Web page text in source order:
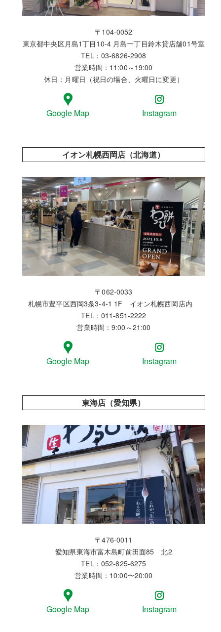
〒104-0052
東京都中央区月島1丁目10-4 月島一丁目鈴木貸店舗01号室
TEL：03-6826-2908
営業時間：11:00～19:00
休日：月曜日（祝日の場合、火曜日に変更）
Google Map Instagram
イオン札幌西岡店（北海道）
〒062-0033
札幌市豊平区西岡3条3-4-1 1F イオン札幌西岡店内
TEL：011-851-2222
営業時間：9:00～21:00
Google Map Instagram
東海店（愛知県）
〒476-0011
愛知県東海市富木島町前田面85 北2
TEL：052-825-6275
営業時間：10:00〜20:00
Google Map Instagram